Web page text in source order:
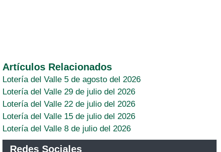
Artículos Relacionados
Lotería del Valle 5 de agosto del 2026
Lotería del Valle 29 de julio del 2026
Lotería del Valle 22 de julio del 2026
Lotería del Valle 15 de julio del 2026
Lotería del Valle 8 de julio del 2026
Redes Sociales